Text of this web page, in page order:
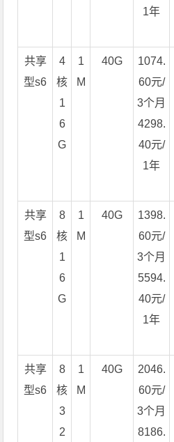
1年
共享
型s6
4
核
1
6
G
1
M
40G
1074.
60元/
3个月
4298.
40元/
1年
共享
型s6
8
核
1
6
G
1
M
40G
1398.
60元/
3个月
5594.
40元/
1年
共享
型s6
8
核
3
2
1
M
40G
2046.
60元/
3个月
8186.